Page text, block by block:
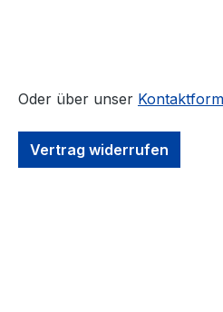
Oder über unser
Vertrag widerrufen